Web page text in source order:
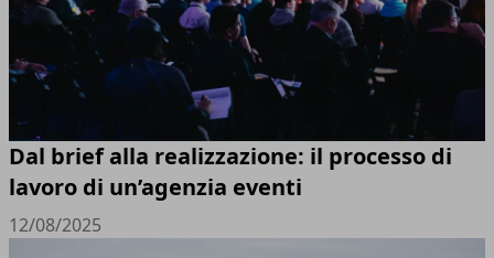
Dal brief alla realizzazione: il processo di
lavoro di un’agenzia eventi
12/08/2025